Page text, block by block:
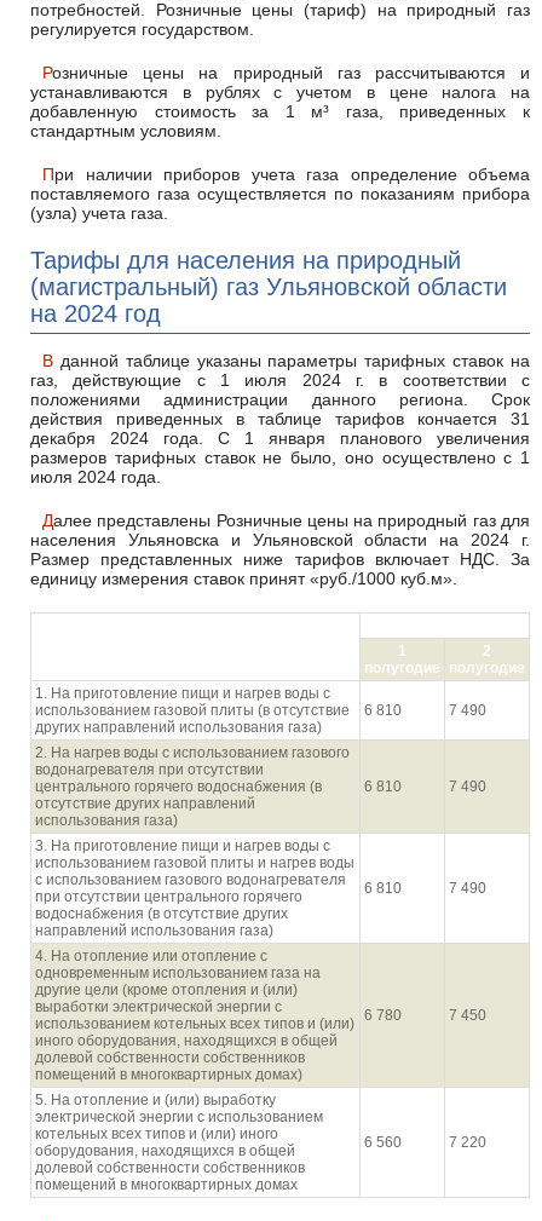
потребностей. Розничные цены (тариф) на природный газ
регулируется государством.
Розничные цены на природный газ рассчитываются и
устанавливаются в рублях с учетом в цене налога на
добавленную стоимость за 1 м³ газа, приведенных к
стандартным условиям.
При наличии приборов учета газа определение объема
поставляемого газа осуществляется по показаниям прибора
(узла) учета газа.
Тарифы для населения на природный
(магистральный) газ Ульяновской области
на 2024 год
В данной таблице указаны параметры тарифных ставок на
газ, действующие с 1 июля 2024 г. в соответствии с
положениями администрации данного региона. Срок
действия приведенных в таблице тарифов кончается 31
декабря 2024 года. С 1 января планового увеличения
размеров тарифных ставок не было, оно осуществлено с 1
июля 2024 года.
Далее представлены Розничные цены на природный газ для
населения Ульяновска и Ульяновской области на 2024 г.
Размер представленных ниже тарифов включает НДС. За
единицу измерения ставок принят «руб./1000 куб.м».
1
полугодие
2
полугодие
1. На приготовление пищи и нагрев воды с
использованием газовой плиты (в отсутствие
других направлений использования газа)
6 810 7 490
2. На нагрев воды с использованием газового
водонагревателя при отсутствии
центрального горячего водоснабжения (в
отсутствие других направлений
использования газа)
6 810 7 490
3. На приготовление пищи и нагрев воды с
использованием газовой плиты и нагрев воды
с использованием газового водонагревателя
при отсутствии центрального горячего
водоснабжения (в отсутствие других
направлений использования газа)
6 810 7 490
4. На отопление или отопление с
одновременным использованием газа на
другие цели (кроме отопления и (или)
выработки электрической энергии с
использованием котельных всех типов и (или)
иного оборудования, находящихся в общей
долевой собственности собственников
помещений в многоквартирных домах)
6 780 7 450
5. На отопление и (или) выработку
электрической энергии с использованием
котельных всех типов и (или) иного
оборудования, находящихся в общей
долевой собственности собственников
помещений в многоквартирных домах
6 560 7 220